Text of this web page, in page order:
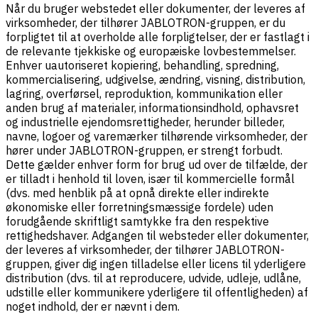
Når du bruger webstedet eller dokumenter, der leveres af
virksomheder, der tilhører JABLOTRON-gruppen, er du
forpligtet til at overholde alle forpligtelser, der er fastlagt i
de relevante tjekkiske og europæiske lovbestemmelser.
Enhver uautoriseret kopiering, behandling, spredning,
kommercialisering, udgivelse, ændring, visning, distribution,
lagring, overførsel, reproduktion, kommunikation eller
anden brug af materialer, informationsindhold, ophavsret
og industrielle ejendomsrettigheder, herunder billeder,
navne, logoer og varemærker tilhørende virksomheder, der
hører under JABLOTRON-gruppen, er strengt forbudt.
Dette gælder enhver form for brug ud over de tilfælde, der
er tilladt i henhold til loven, især til kommercielle formål
(dvs. med henblik på at opnå direkte eller indirekte
økonomiske eller forretningsmæssige fordele) uden
forudgående skriftligt samtykke fra den respektive
rettighedshaver. Adgangen til websteder eller dokumenter,
der leveres af virksomheder, der tilhører JABLOTRON-
gruppen, giver dig ingen tilladelse eller licens til yderligere
distribution (dvs. til at reproducere, udvide, udleje, udlåne,
udstille eller kommunikere yderligere til offentligheden) af
noget indhold, der er nævnt i dem.